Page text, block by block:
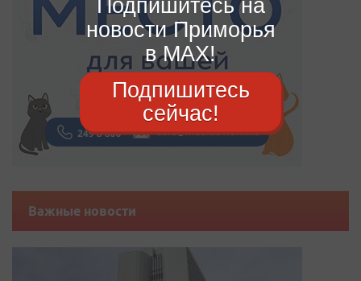
Важные новости
Подпишитесь на
новости Приморья
в MAX!
Подпишитесь
сейчас!